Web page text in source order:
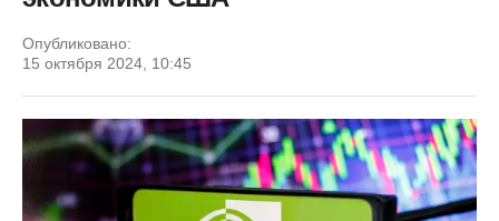
Опубликовано:
15 октября 2024, 10:45